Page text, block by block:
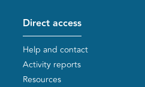
Direct access
Help and contact
Activity reports
Resources